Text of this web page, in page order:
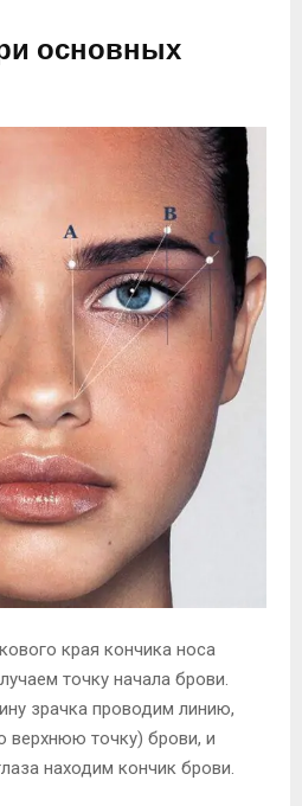
основных
края кончика носа
точку начала брови.
зрачка проводим линию,
верхнюю точку) брови, и
находим кончик брови.